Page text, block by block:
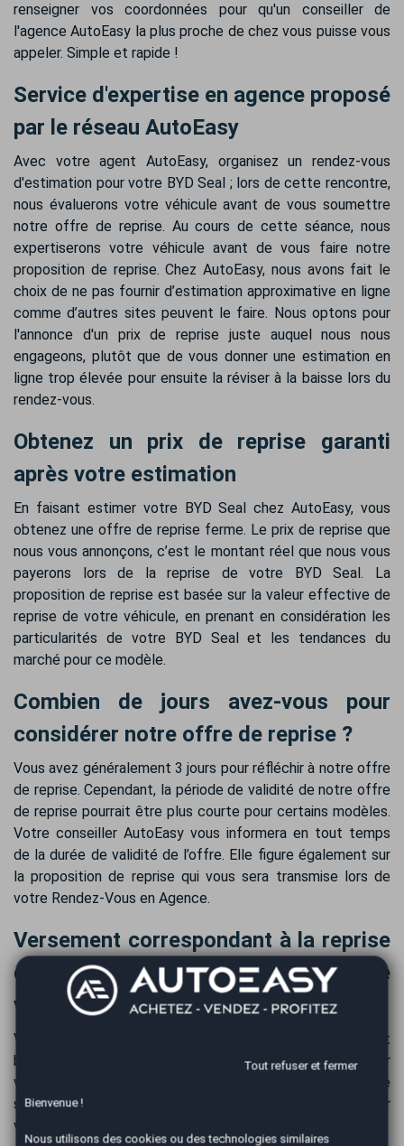
renseigner vos coordonnées pour qu'un conseiller de
l'agence AutoEasy la plus proche de chez vous puisse vous
appeler. Simple et rapide !
Service d'expertise en agence proposé
par le réseau AutoEasy
Avec votre agent AutoEasy, organisez un rendez-vous
d'estimation pour votre BYD Seal ; lors de cette rencontre,
nous évaluerons votre véhicule avant de vous soumettre
notre offre de reprise. Au cours de cette séance, nous
expertiserons votre véhicule avant de vous faire notre
proposition de reprise. Chez AutoEasy, nous avons fait le
choix de ne pas fournir d’estimation approximative en ligne
comme d’autres sites peuvent le faire. Nous optons pour
l'annonce d'un prix de reprise juste auquel nous nous
engageons, plutôt que de vous donner une estimation en
ligne trop élevée pour ensuite la réviser à la baisse lors du
rendez-vous.
Obtenez un prix de reprise garanti
après votre estimation
En faisant estimer votre BYD Seal chez AutoEasy, vous
obtenez une offre de reprise ferme. Le prix de reprise que
nous vous annonçons, c’est le montant réel que nous vous
payerons lors de la reprise de votre BYD Seal. La
proposition de reprise est basée sur la valeur effective de
reprise de votre véhicule, en prenant en considération les
particularités de votre BYD Seal et les tendances du
marché pour ce modèle.
Combien de jours avez-vous pour
considérer notre offre de reprise ?
Vous avez généralement 3 jours pour réfléchir à notre offre
de reprise. Cependant, la période de validité de notre offre
de reprise pourrait être plus courte pour certains modèles.
Votre conseiller AutoEasy vous informera en tout temps
de la durée de validité de l’offre. Elle figure également sur
la proposition de reprise qui vous sera transmise lors de
votre Rendez-Vous en Agence.
Versement correspondant à la reprise
de votre BYD Seal et au paiement de
votre véhicule
Votre BYD Seal est payée immédiatement par virement
bancaire après la reprise. Le règlement s'effectue par
virement bancaire, assurant ainsi plus de confort et de
sécurité. : Habituellement, la totalité de la somme est sur
votre compte sous 24 heures, selon les délais bancaires.
Tout refuser et fermer
Bienvenue !
Nous utilisons des cookies ou des technologies similaires